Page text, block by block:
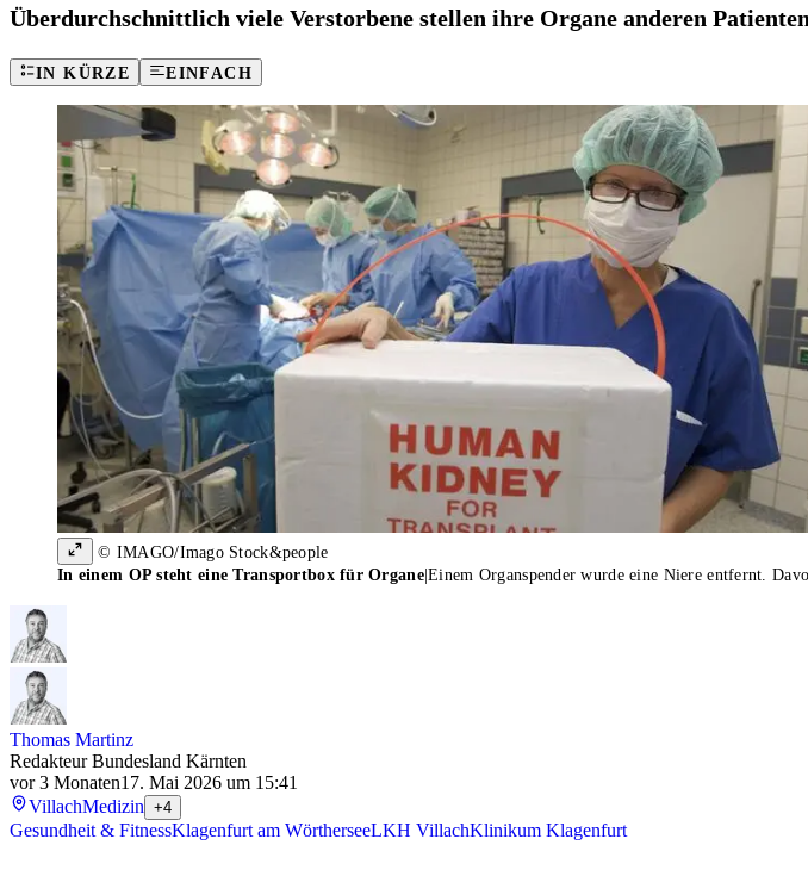
Überdurchschnittlich viele Verstorbene stellen ihre Organe anderen
IN KÜRZE EINFACH
© IMAGO/Imago Stock&people
In einem OP steht eine Transportbox für Organe|Einem Organspender wurde eine Niere entfernt.
Thomas Martinz
Redakteur Bundesland Kärnten
vor 3 Monaten17. Mai 2026 um 15:41
VillachMedizin +4
Gesundheit & FitnessKlagenfurt am WörtherseeLKH VillachKlinikum Klagenfurt